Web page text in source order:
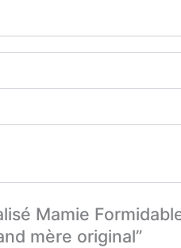
Mamie
mère original”